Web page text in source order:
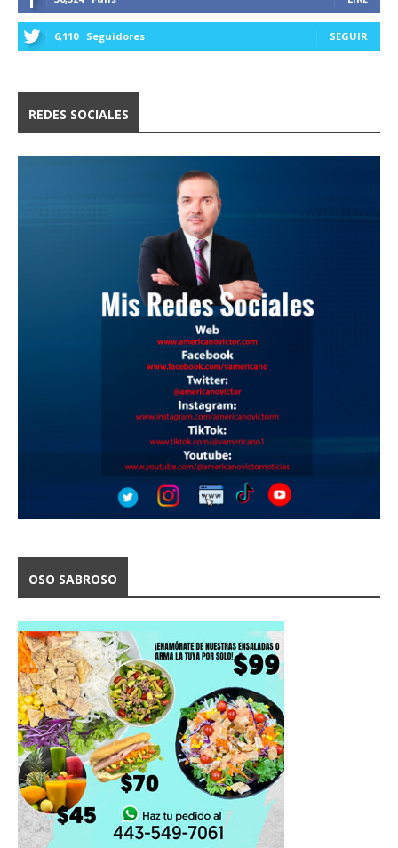
6,110 Seguidores SEGUIR
REDES SOCIALES
OSO SABROSO